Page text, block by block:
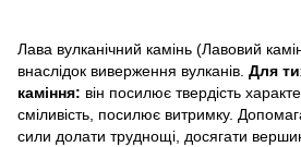
Лава вулканічний камінь (Лавовий
внаслідок виверження вулканів. Для
каміння: він посилює твердість
сміливість, посилює витримку.
сили долати труднощі, досягати